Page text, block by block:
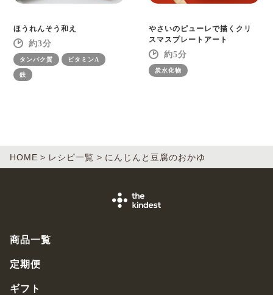
ほうれんそう和え
3
タンパク質 ビタミンA
鉄
やさいのピューレで描くクリ
スマスプレートアート
5
炭水化物
HOME レシピ一覧 にんじんと豆腐のおかゆ
商品一覧
定期便
ギフト